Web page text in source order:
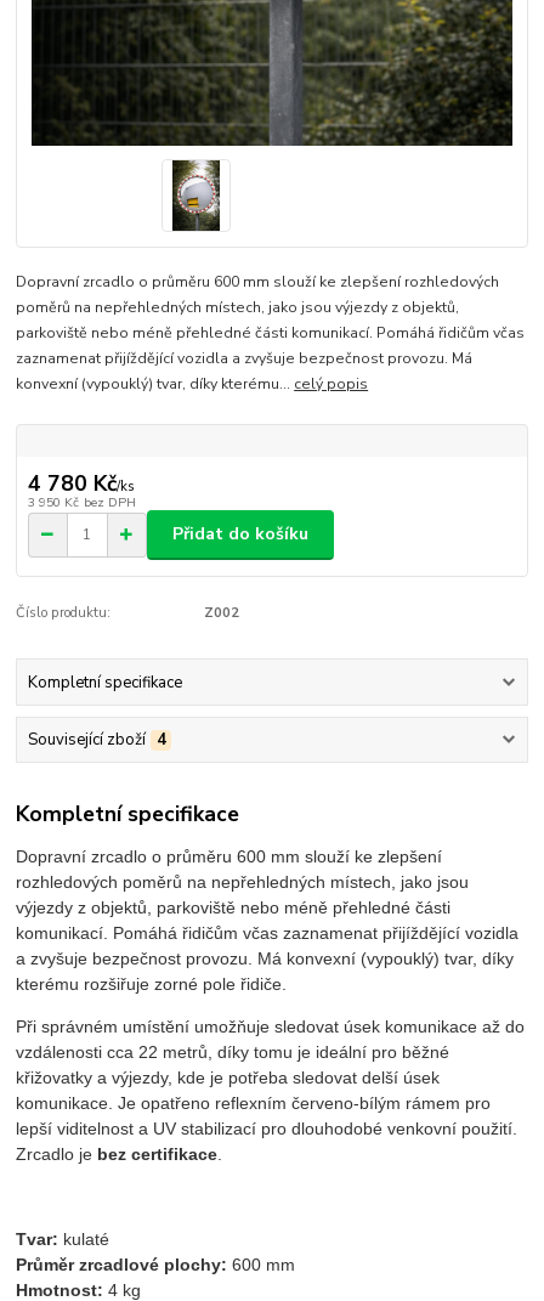
Dopravní zrcadlo o průměru 600 mm slouží ke zlepšení rozhledových
poměrů na nepřehledných místech, jako jsou výjezdy z objektů,
parkoviště nebo méně přehledné části komunikací. Pomáhá řidičům včas
zaznamenat přijíždějící vozidla a zvyšuje bezpečnost provozu. Má
konvexní (vypouklý) tvar, díky kterému... celý popis
4 780 Kč/ks
3 950 Kč bez DPH
Přidat do košíku
Číslo produktu: Z002
Kompletní specifikace
Související zboží 4
Kompletní specifikace
Dopravní zrcadlo o průměru 600 mm slouží ke zlepšení
rozhledových poměrů na nepřehledných místech, jako jsou
výjezdy z objektů, parkoviště nebo méně přehledné části
komunikací. Pomáhá řidičům včas zaznamenat přijíždějící vozidla
a zvyšuje bezpečnost provozu. Má konvexní (vypouklý) tvar, díky
kterému rozšiřuje zorné pole řidiče.
Při správném umístění umožňuje sledovat úsek komunikace až do
vzdálenosti cca 22 metrů, díky tomu je ideální pro běžné
křižovatky a výjezdy, kde je potřeba sledovat delší úsek
komunikace. Je opatřeno reflexním červeno-bílým rámem pro
lepší viditelnost a UV stabilizací pro dlouhodobé venkovní použití.
Zrcadlo je bez certifikace
Tvar: kulaté
Průměr zrcadlové plochy: 600 mm
Hmotnost: 4 kg